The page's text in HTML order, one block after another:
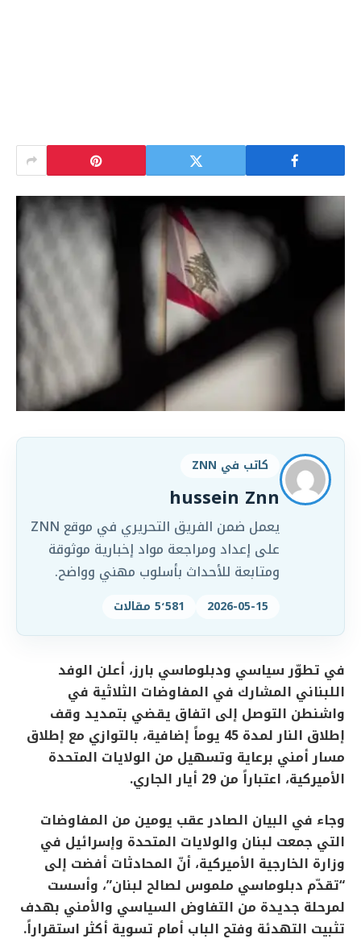
كاتب في ZNN
hussein Znn
يعمل ضمن الفريق التحريري في موقع ZNN
على إعداد ومراجعة مواد إخبارية موثوقة
ومتابعة للأحداث بأسلوب مهني وواضح.
2026-05-15 5٬581 مقالات
في تطوّر سياسي ودبلوماسي بارز، أعلن الوفد
اللبناني المشارك في المفاوضات الثلاثية في
واشنطن التوصل إلى اتفاق يقضي بتمديد وقف
إطلاق النار لمدة 45 يوماً إضافية، بالتوازي مع إطلاق
مسار أمني برعاية وتسهيل من الولايات المتحدة
الأميركية، اعتباراً من 29 أيار الجاري.
وجاء في البيان الصادر عقب يومين من المفاوضات
التي جمعت لبنان والولايات المتحدة وإسرائيل في
وزارة الخارجية الأميركية، أنّ المحادثات أفضت إلى
“تقدّم دبلوماسي ملموس لصالح لبنان”، وأسست
لمرحلة جديدة من التفاوض السياسي والأمني بهدف
تثبيت التهدئة وفتح الباب أمام تسوية أكثر استقراراً.